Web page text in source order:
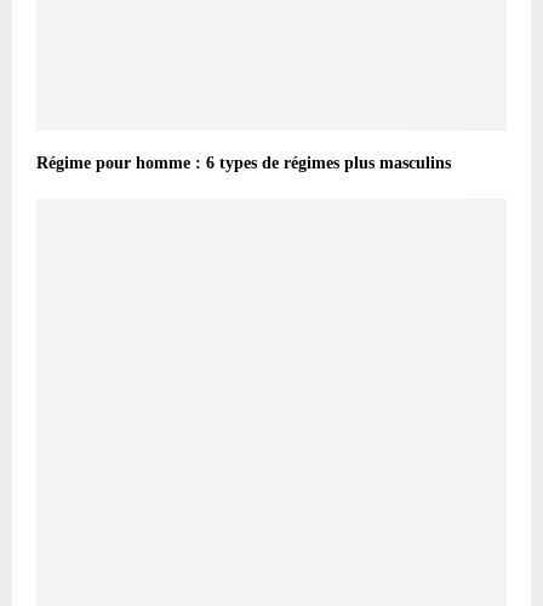
Régime pour homme : 6 types de régimes plus masculins